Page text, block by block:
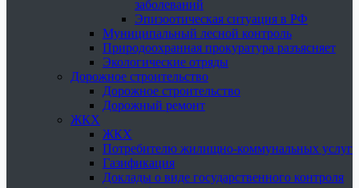
заболеваний
Эпизоотическая ситуация в РФ
Муниципальный лесной контроль
Природоохранная прокуратура разъясняет
Экологические отряды
Дорожное строительство
Дорожное строительство
Дорожный ремонт
ЖКХ
ЖКХ
Потребителю жилищно-коммунальных услуг
Газификация
Доклады о виде государственного контроля